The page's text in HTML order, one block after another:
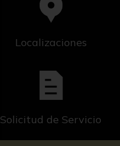
Localizaciones
Solicitud de Servicio